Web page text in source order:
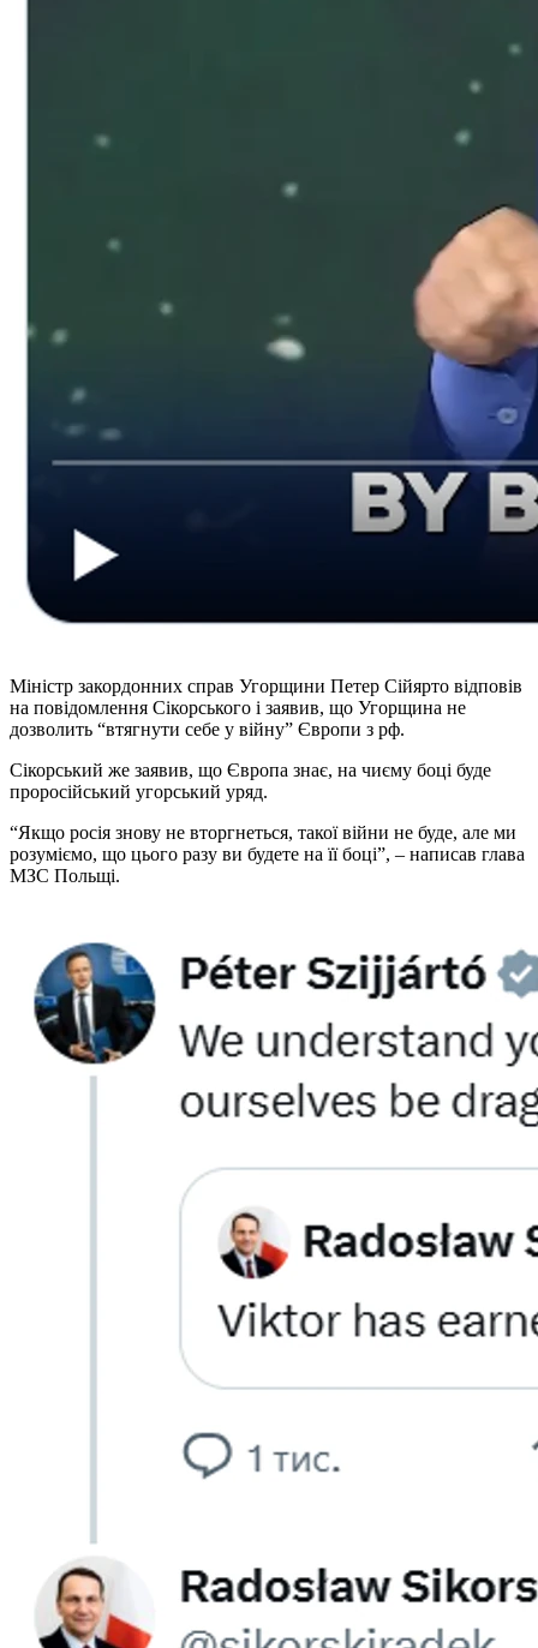
Міністр закордонних справ Угорщини Петер Сійярто відповів
на повідомлення Сікорського і заявив, що Угорщина не
дозволить “втягнути себе у війну” Європи з рф.
Сікорський же заявив, що Європа знає, на чиєму боці буде
проросійський угорський уряд.
“Якщо росія знову не вторгнеться, такої війни не буде, але ми
розуміємо, що цього разу ви будете на її боці”, – написав глава
МЗС Польщі.